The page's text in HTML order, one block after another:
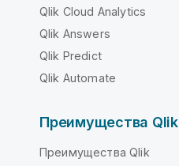
Qlik Cloud Analytics
Qlik Answers
Qlik Predict
Qlik Automate
Преимущества Qlik
Преимущества Qlik